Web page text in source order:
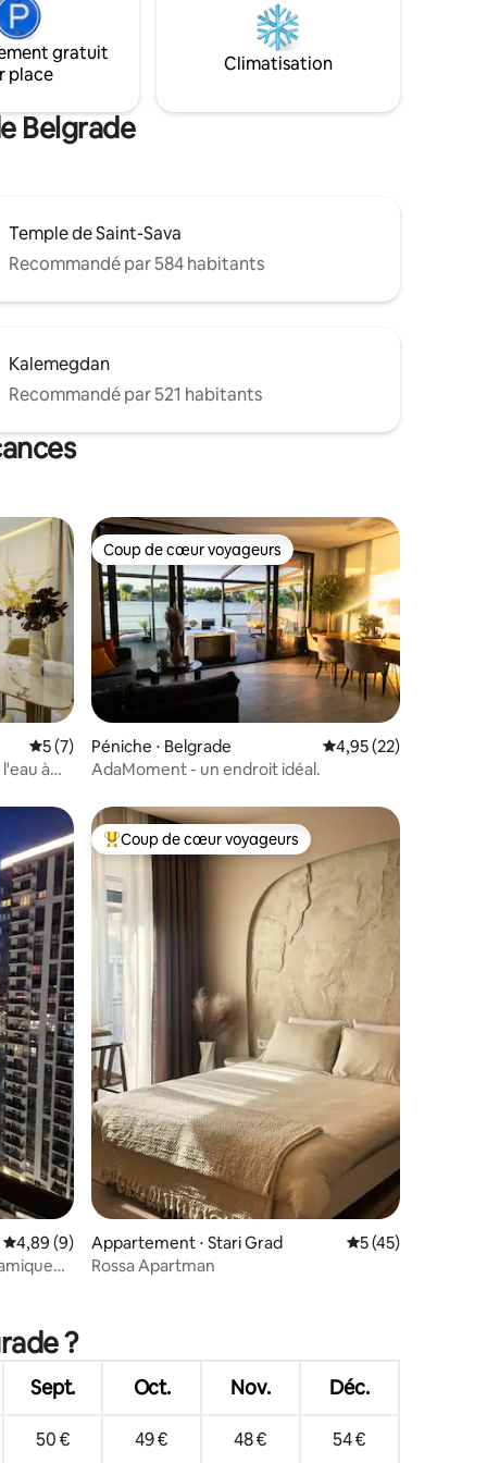
notés
a une
3 restaurants où vous pourrez manger
du poisson frais et de nombreuses
spécialités.
gratuit
place
Climatisation
Belgrade
Temple de Saint-Sava
Recommandé par 584 habitants
Kalemegdan
Recommandé par 521 habitants
: 5 sur 5
Évaluation moyenne sur la base de 7 commentaires : 5 sur 5
5 (7)
à
Coup de cœur voyageurs
Coup de cœur voyageurs
Péniche ⋅ Belgrade Évaluation moyenne
4,95 (22)
AdaMoment - un endroit idéal.
: 5 sur 5
Évaluation moyenne sur la base de 9 commentaires : 4,89 sur 5
4,89 (9)
Coups de cœur voyageurs les plus appréciés
Coup de cœur voyageurs
Appartement ⋅ Stari Grad Évaluation
5 (45)
Rossa Apartman
?
Sept. Oct. Nov. Déc.
50 € 49 € 48 € 54 €